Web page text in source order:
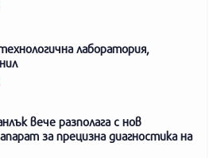
лаборатория,
вече разполага с нов
за прецизна диагностика на